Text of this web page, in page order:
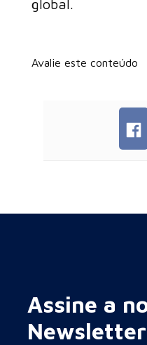
global.
Avalie este conteúdo
Assine a